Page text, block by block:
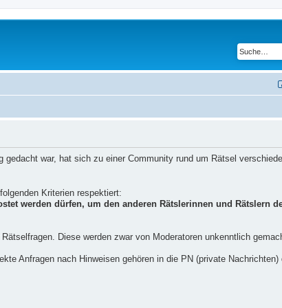
gedacht war, hat sich zu einer Community rund um Rätsel
Kriterien respektiert:
werden dürfen, um den anderen Rätslerinnen und Rätslern
Diese werden zwar von Moderatoren unkenntlich
Anfragen nach Hinweisen gehören in die PN (private Nachrichten)